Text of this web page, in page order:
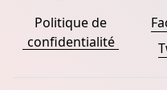
Politique de
confidentialité